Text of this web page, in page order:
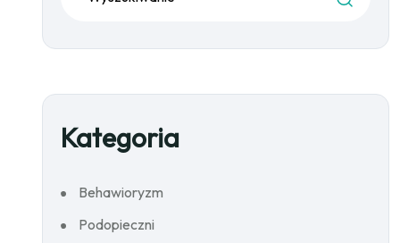
Kategoria
Behawioryzm
Podopieczni